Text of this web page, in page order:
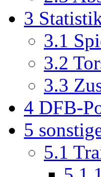
3
3.1
3.2
3.3
4 DFB-
5
5.1